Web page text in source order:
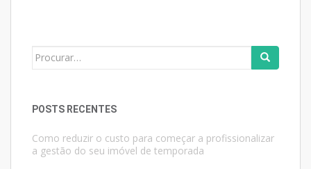
Search
POSTS RECENTES
Como reduzir o custo para começar a profissionalizar
a gestão do seu imóvel de temporada